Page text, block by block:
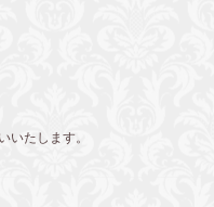
いたします。